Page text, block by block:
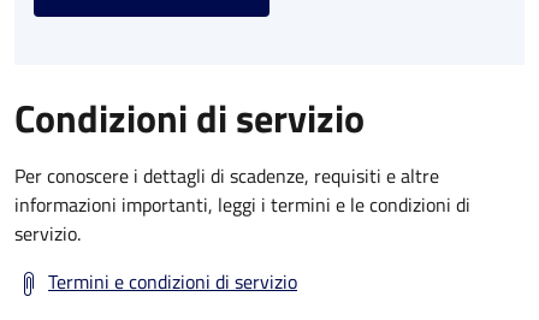
Condizioni di servizio
Per conoscere i dettagli di scadenze, requisiti e altre
informazioni importanti, leggi i termini e le condizioni di
servizio.
Termini e condizioni di servizio